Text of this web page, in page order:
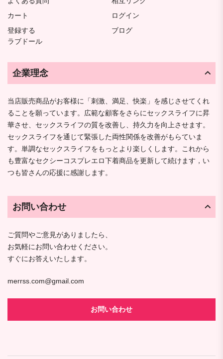
カート
ログイン
登録する
ブログ
ラブドール
企業理念
当店販売商品がお客様に「刺激、満足、快楽」を感じさせてくれ
ることを願っています。広範な顧客をさらにセックスライフに昇
華させ、セックスライフの質を改善し、持久力を向上させます。
セックスライフを通じて緊張した両性関係を改善がもらていま
す。単調なセックスライフをもっとより楽しくします。これから
も豊富なセクシーコスプレエロ下着商品を更新して続けます，い
つも皆さんの応援に感謝します。
お問い合わせ
ご質問やご意見がありましたら、
お気軽にお問い合わせください。
すぐにお答えいたします。
merrss.com@gmail.com
お問い合わせ